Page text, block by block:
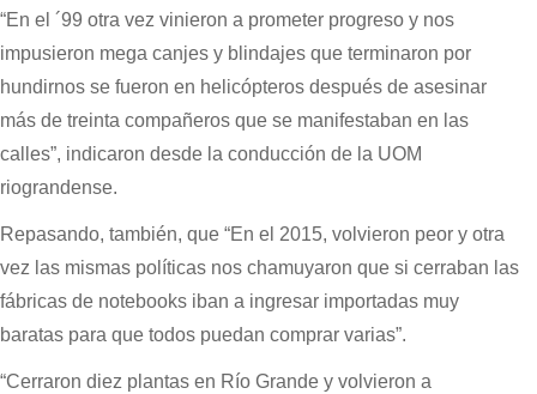
“En el ´99 otra vez vinieron a prometer progreso y nos
impusieron mega canjes y blindajes que terminaron por
hundirnos se fueron en helicópteros después de asesinar
más de treinta compañeros que se manifestaban en las
calles”, indicaron desde la conducción de la UOM
riograndense.
Repasando, también, que “En el 2015, volvieron peor y otra
vez las mismas políticas nos chamuyaron que si cerraban las
fábricas de notebooks iban a ingresar importadas muy
baratas para que todos puedan comprar varias”.
“Cerraron diez plantas en Río Grande y volvieron a